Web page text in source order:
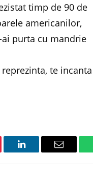
timp de 90 de
americanilor,
purta cu mandrie
te incanta
LinkedIn Email